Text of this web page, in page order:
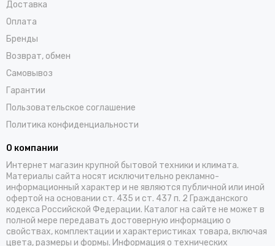
Доставка
Оплата
Бренды
Возврат, обмен
Самовывоз
Гарантии
Пользовательское соглашение
Политика конфиденциальности
О компании
Интернет магазин крупной бытовой техники и климата.
Материалы сайта носят исключительно рекламно-
информационный характер и не являются публичной или иной
офертой на основании ст. 435 и ст. 437 п. 2 Гражданского
кодекса Российской Федерации. Каталог на сайте не может в
полной мере передавать достоверную информацию о
свойствах, комплектации и характеристиках товара, включая
цвета, размеры и формы. Информация о технических